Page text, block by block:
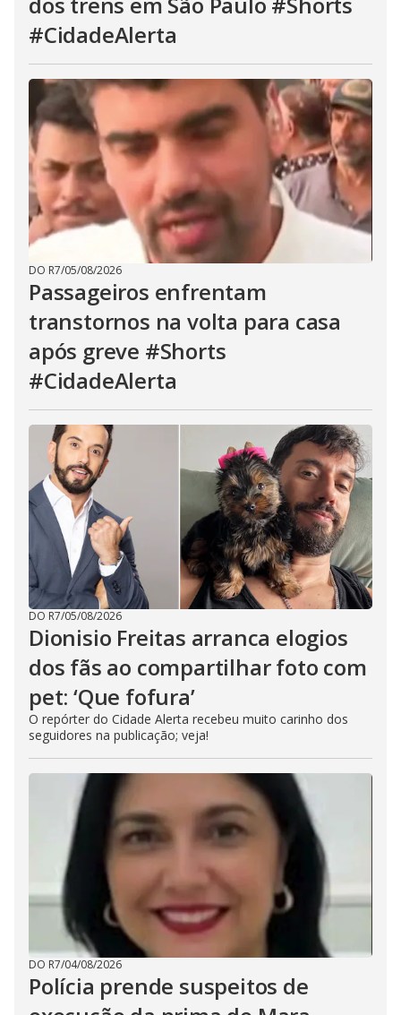
#CidadeAlerta
DO R7/05/08/2026
Passageiros enfrentam
transtornos na volta para casa
após greve #Shorts
#CidadeAlerta
DO R7/05/08/2026
Dionisio Freitas arranca elogios
dos fãs ao compartilhar foto com
pet: ‘Que fofura’
O repórter do Cidade Alerta recebeu muito carinho dos
seguidores na publicação; veja!
DO R7/04/08/2026
Polícia prende suspeitos de